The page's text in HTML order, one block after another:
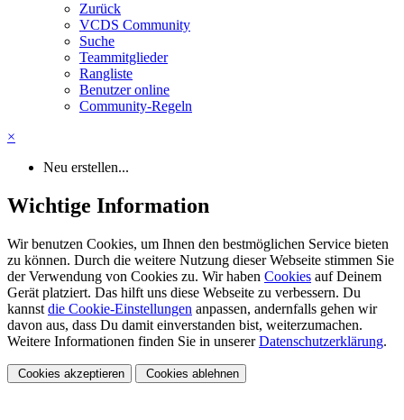
Zurück
VCDS Community
Suche
Teammitglieder
Rangliste
Benutzer online
Community-Regeln
×
Neu erstellen...
Wichtige Information
Wir benutzen Cookies, um Ihnen den bestmöglichen Service bieten
zu können. Durch die weitere Nutzung dieser Webseite stimmen Sie
der Verwendung von Cookies zu. Wir haben Cookies auf Deinem
Gerät platziert. Das hilft uns diese Webseite zu verbessern. Du
kannst die Cookie-Einstellungen anpassen, andernfalls gehen wir
davon aus, dass Du damit einverstanden bist, weiterzumachen.
Weitere Informationen finden Sie in unsererDatenschutzerklärung.
Cookies akzeptieren Cookies ablehnen